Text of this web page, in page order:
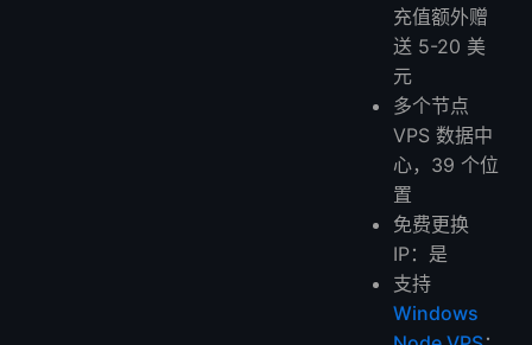
充值额外赠
送 5-20 美
元
多个节点
VPS 数据中
心，39 个位
置
免费更换
IP：是
支持
Windows